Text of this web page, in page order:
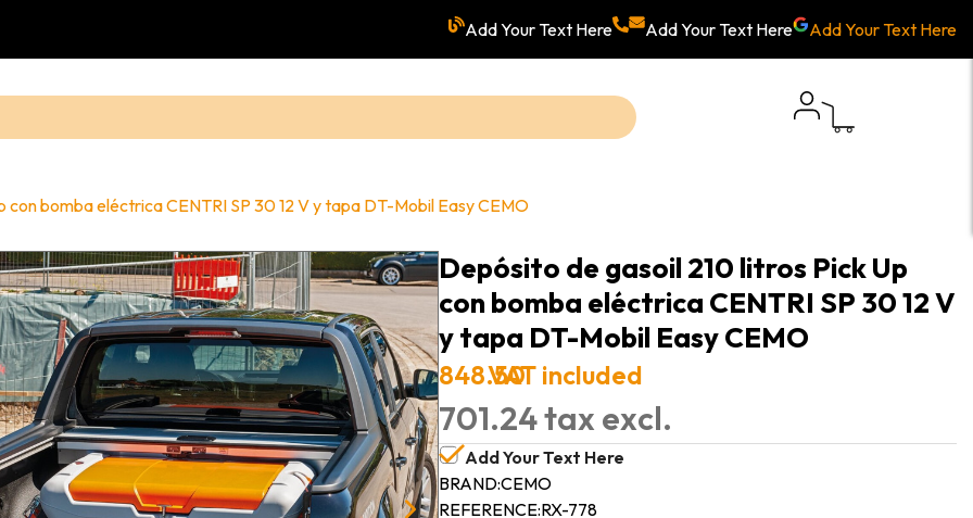
Add Your Text Here Add Your Text Here Add Your Text Here
con bomba eléctrica CENTRI SP 30 12 V y tapa DT-Mobil Easy CEMO
Depósito de gasoil 210 litros Pick Up
con bomba eléctrica CENTRI SP 30 12 V
y tapa DT-Mobil Easy CEMO
848.50VAT included
701.24 tax excl.
Add Your Text Here
BRAND:CEMO
REFERENCE:RX-778